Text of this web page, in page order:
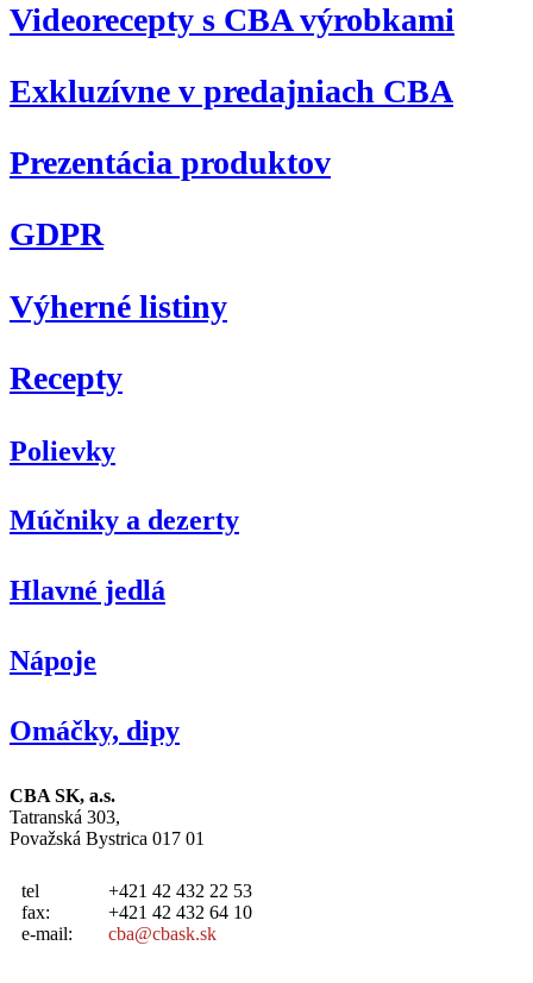
Videorecepty s CBA výrobkami
Exkluzívne v predajniach CBA
Prezentácia produktov
GDPR
Výherné listiny
Recepty
Polievky
Múčniky a dezerty
Hlavné jedlá
Nápoje
Omáčky, dipy
CBA SK, a.s.
Tatranská 303,
Považská Bystrica 017 01
tel
fax:
e-mail:
+421 42 432 22 53
+421 42 432 64 10
cba@cbask.sk